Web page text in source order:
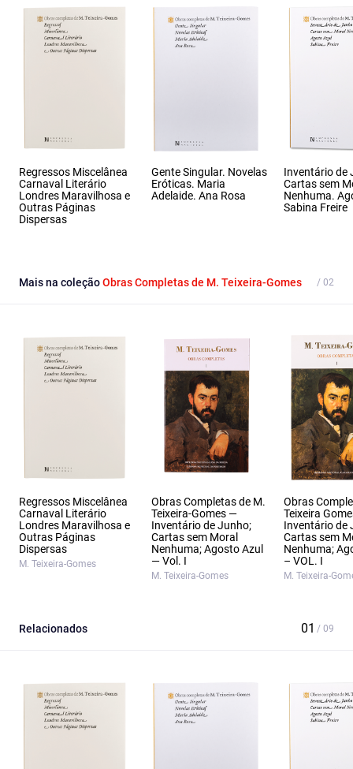
Regressos Miscelânea
Carnaval Literário
Londres Maravilhosa e
Outras Páginas
Dispersas
Gente Singular. Novelas
Eróticas. Maria
Adelaide. Ana Rosa
Inventário de
Cartas sem
Nenhuma.
Sabina Freire
Mais na coleçãoObras Completas de M. Teixeira-Gomes
Regressos Miscelânea
Carnaval Literário
Londres Maravilhosa e
Outras Páginas
Dispersas
M. Teixeira-Gomes
Obras Completas de M.
Teixeira-Gomes —
Inventário de Junho;
Cartas sem Moral
Nenhuma; Agosto Azul
— Vol. I
M. Teixeira-Gomes
Obras
Teixeira
Inventário de
Cartas sem
Nenhuma;
– VOL. I
M. Teixeira-
Relacionados